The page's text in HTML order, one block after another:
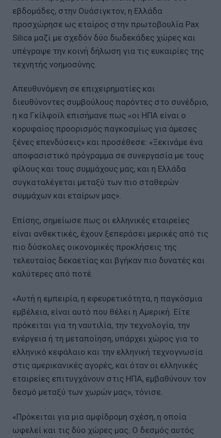
εβδομάδες, στην Ουάσιγκτον, η Ελλάδα
προσχώρησε ως εταίρος στην πρωτοβουλία Pax
Silica μαζί με σχεδόν δύο δωδεκάδες χώρες και
υπέγραψε την κοινή δήλωση για τις ευκαιρίες της
τεχνητής νοημοσύνης.
Απευθυνόμενη σε επιχειρηματίες και
διευθύνοντες συμβούλους παρόντες στο συνέδριο,
η κα Γκίλφοϊλ επισήμανε πως «οι ΗΠΑ είναι ο
κορυφαίος προορισμός παγκοσμίως για άμεσες
ξένες επενδύσεις» και προσέθεσε: «Ξεκινάμε ένα
αποφασιστικό πρόγραμμα σε συνεργασία με τους
φίλους και τους συμμάχους μας, και η Ελλάδα
συγκαταλέγεται μεταξύ των πιο σταθερών
συμμάχων και εταίρων μας».
Επίσης, σημείωσε πως οι ελληνικές εταιρείες
είναι ανθεκτικές, έχουν ξεπεράσει μερικές από τις
πιο δύσκολες οικονομικές προκλήσεις της
τελευταίας δεκαετίας και βγήκαν πιο δυνατές και
καλύτερες από ποτέ.
«Αυτή η εμπειρία, η εφευρετικότητα, η παγκόσμια
εμβέλεια, είναι αυτό που θέλει η Αμερική. Είτε
πρόκειται για τη ναυτιλία, την τεχνολογία, την
ενέργεια ή τη μεταποίηση, υπάρχει χώρος για το
ελληνικό κεφάλαιο και την ελληνική τεχνογνωσία
στις αμερικανικές αγορές, και όταν οι ελληνικές
εταιρείες επιτυγχάνουν στις ΗΠΑ, εμβαθύνουν τον
δεσμό μεταξύ των χωρών μας», τόνισε.
«Πρόκειται για μια αμφίδρομη σχέση, η οποία
ωφελεί και τις δύο χώρες μας. Ο δεσμός αυτός